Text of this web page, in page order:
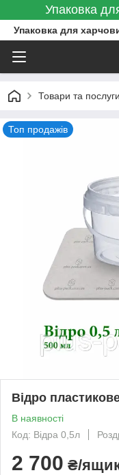
Упаковка
Упаковка для
Товари та послуги
Топ продажів
Відро
В наявності
Код: Відра 0,5л
2 700 ₴/